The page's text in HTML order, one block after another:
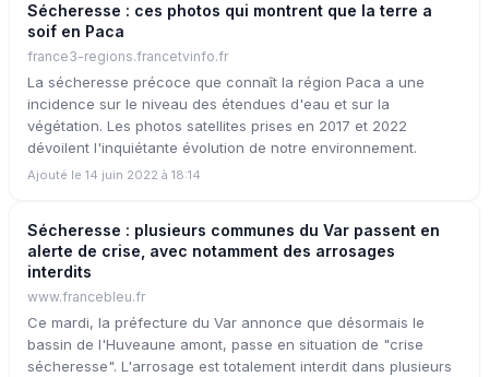
Sécheresse : ces photos qui montrent que la terre a
soif en Paca
france3-regions.francetvinfo.fr
La sécheresse précoce que connaît la région Paca a une
incidence sur le niveau des étendues d'eau et sur la
végétation. Les photos satellites prises en 2017 et 2022
dévoilent l'inquiétante évolution de notre environnement.
Ajouté le 14 juin 2022 à 18:14
Sécheresse : plusieurs communes du Var passent en
alerte de crise, avec notamment des arrosages
interdits
www.francebleu.fr
Ce mardi, la préfecture du Var annonce que désormais le
bassin de l'Huveaune amont, passe en situation de "crise
sécheresse". L'arrosage est totalement interdit dans plusieurs